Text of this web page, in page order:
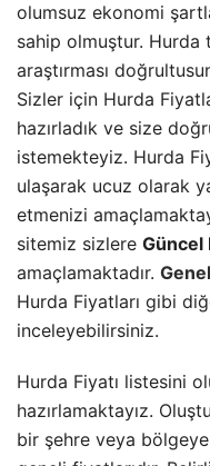
olumsuz ekonomi
sahip olmuştur.
araştırması
Sizler için Hurda
hazırladık ve size
istemekteyiz. Hurda
ulaşarak ucuz olarak
etmenizi
sitemiz sizlere Güncel
amaçlamaktadır.
Hurda Fiyatları gibi
inceleyebilirsiniz.
Hurda Fiyatı listesini
hazırlamaktayız.
bir şehre veya bölgeye